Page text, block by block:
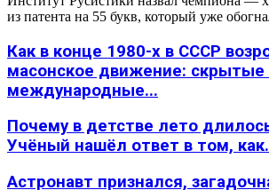
из патента на 55 букв, который уже
Как в конце 1980-х в СССР
масонское движение: скрытые
международные...
Почему в детстве лето
Учёный нашёл ответ в том,
Астронавт признался,